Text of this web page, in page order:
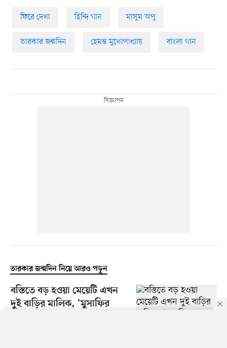
ফিরে দেখা হিন্দি গান মাসুম অপু
তারকার জন্মদিন হেমন্ত মুখোপাধ্যায় বাংলা গান
তারকার জন্মদিন নিয়ে আরও পড়ুন
বস্তিতে বড় হওয়া মেয়েটি এখন
দুই বাড়ির মালিক, ‘মুসাফির